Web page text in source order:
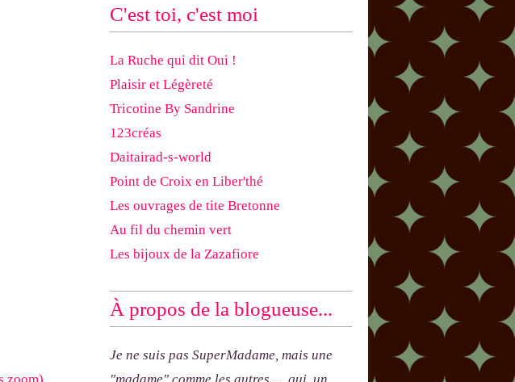
C'est toi, c'est moi
La Ruche qui dit Oui !
Plaisir et Légèreté
Tricotine By Sandrine
123créas
Daitairad-s-world
Point de Croix en Liber'thé
Les ouvrages de tite Bretonne
Au fil du chemin vert
Les bijoux de la Zazafiore
À propos de la blogueuse...
Je ne suis pas SuperMadame, mais une